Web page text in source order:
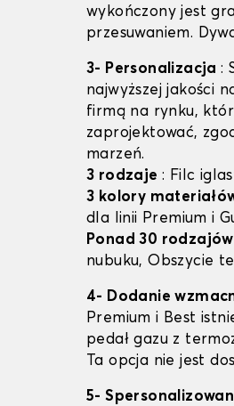
wykończony jest
przesuwaniem.
3- Personalizacja:
najwyższej jakości
firmą na rynku,
zaprojektować,
marzeń.
3 rodzaje : Filc
3 kolory
dla linii Premium i
Ponad 30
nubuku, Obszycie
4- Dodanie
Premium i Best
pedał gazu z
Ta opcja nie jest
5-